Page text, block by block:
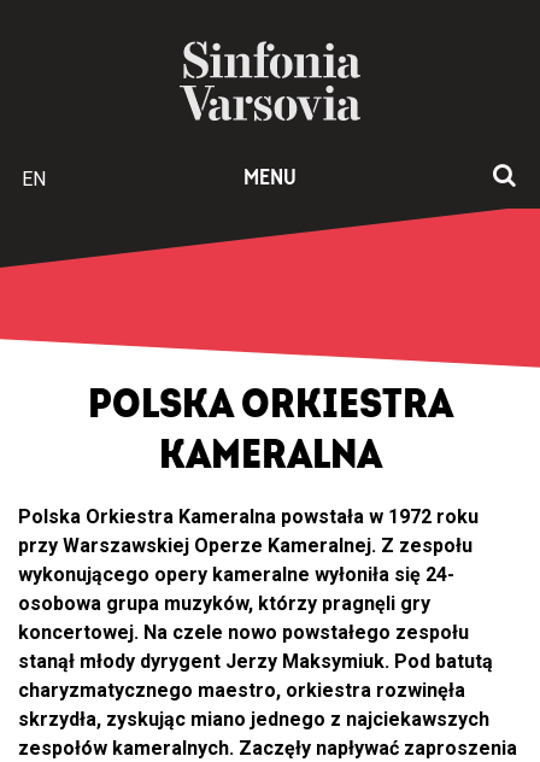
MENU
EN
POLSKA ORKIESTRA
KAMERALNA
Polska Orkiestra Kameralna powstała w 1972 roku
przy Warszawskiej Operze Kameralnej. Z zespołu
wykonującego opery kameralne wyłoniła się 24-
osobowa grupa muzyków, którzy pragnęli gry
koncertowej. Na czele nowo powstałego zespołu
stanął młody dyrygent Jerzy Maksymiuk. Pod batutą
charyzmatycznego maestro, orkiestra rozwinęła
skrzydła, zyskując miano jednego z najciekawszych
zespołów kameralnych. Zaczęły napływać zaproszenia